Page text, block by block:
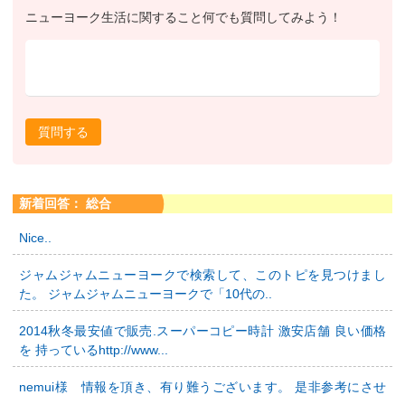
ニューヨーク生活に関すること何でも質問してみよう！
質問する
新着回答： 総合
Nice..
ジャムジャムニューヨークで検索して、このトピを見つけまし
た。 ジャムジャムニューヨークで「10代の..
2014秋冬最安値で販売.スーパーコピー時計 激安店舗 良い価格
を 持っているhttp://www...
nemui様 情報を頂き、有り難うございます。 是非参考にさせ